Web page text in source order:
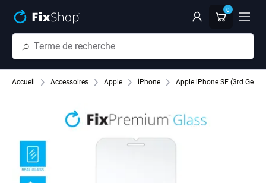
0
Accueil Accessoires Apple iPhone Apple iPhone SE (3rd Gen